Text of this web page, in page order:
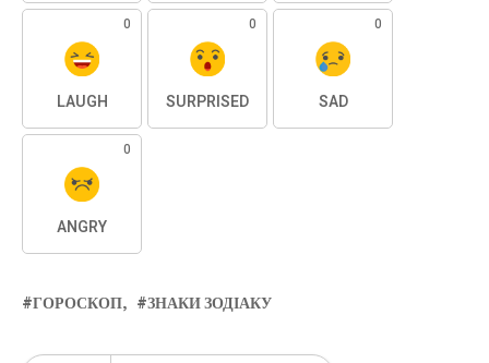
0
LAUGH
0
SURPRISED
0
SAD
0
ANGRY
ГОРОСКОП ЗНАКИ ЗОДІАКУ